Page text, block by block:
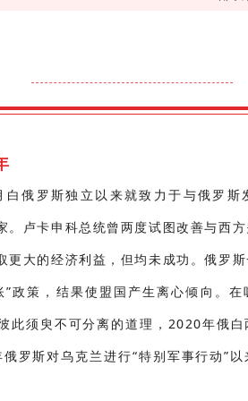
俄罗斯独立以来就致力于与俄罗斯
。卢卡申科总统曾两度试图改善与西
更大的经济利益，但均未成功。俄罗
政策，结果使盟国产生离心倾向。在
此须臾不可分离的道理，2020年俄白
罗斯对乌克兰进行“特别军事行动”